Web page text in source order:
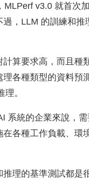
MLPerf v3.0 就首次
過，LLM 的訓練和推
計算要求高，而且種
理各種類型的資料預
。
系統的企業來說，
在各種工作負載、環
理的基準測試都是